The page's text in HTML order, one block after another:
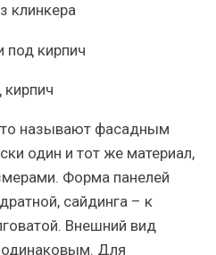
клинкера
называют фасадным
один и тот же материал,
Форма панелей
сайдинга – к
Внешний вид
Для